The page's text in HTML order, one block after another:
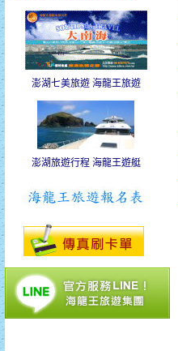
澎湖七美旅遊 海龍王旅遊
澎湖旅遊行程 海龍王遊艇